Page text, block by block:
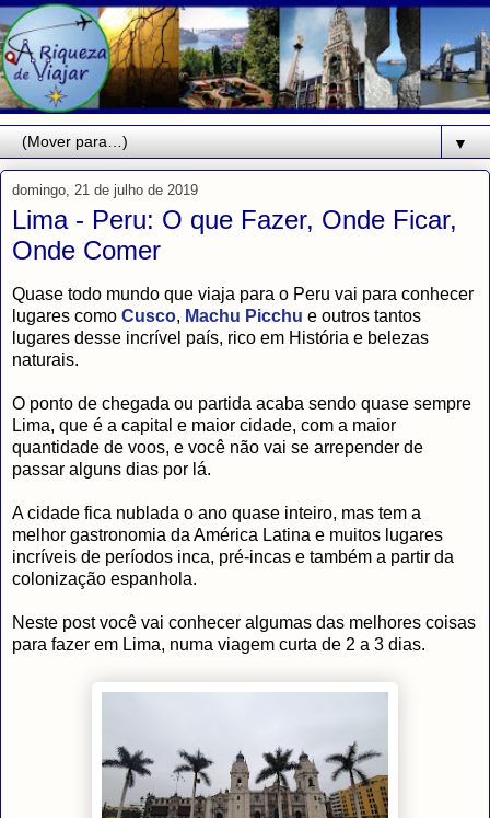
▼
domingo, 21 de julho de 2019
Lima - Peru: O que Fazer, Onde Ficar,
Onde Comer
Quase todo mundo que viaja para o Peru vai para conhecer
lugares como Cusco, Machu Picchu e outros tantos
lugares desse incrível país, rico em História e belezas
naturais.
O ponto de chegada ou partida acaba sendo quase sempre
Lima, que é a capital e maior cidade, com a maior
quantidade de voos, e você não vai se arrepender de
passar alguns dias por lá.
A cidade fica nublada o ano quase inteiro, mas tem a
melhor gastronomia da América Latina e muitos lugares
incríveis de períodos inca, pré-incas e também a partir da
colonização espanhola.
Neste post você vai conhecer algumas das melhores coisas
para fazer em Lima, numa viagem curta de 2 a 3 dias.